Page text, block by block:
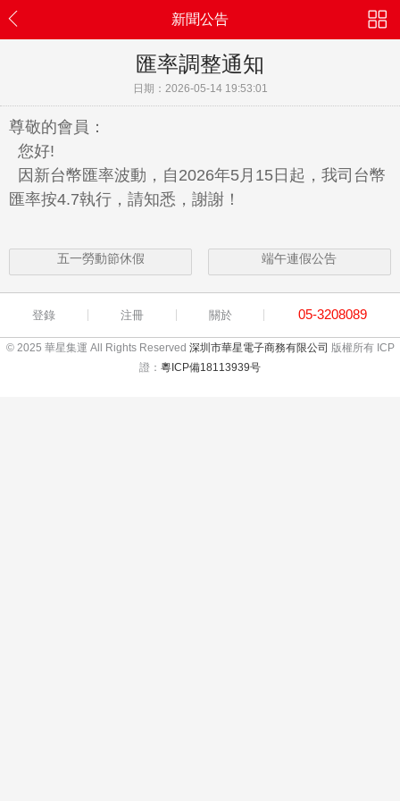
新聞公告
匯率調整通知
日期：2026-05-14 19:53:01
尊敬的會員：
您好!
因新台幣匯率波動，自2026年5月15日起，我司台幣
匯率按4.7執行，請知悉，謝謝！
五一勞動節休假 端午連假公告
登錄 注冊 關於 05-3208089
© 2025 華星集運 All Rights Reserved 深圳市華星電子商務有限公司 版權所有 ICP
證： 粵ICP備18113939号